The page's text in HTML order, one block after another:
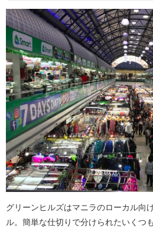
グリーンヒルズはマニラのローカル向
ル。簡単な仕切りで分けられたいくつ